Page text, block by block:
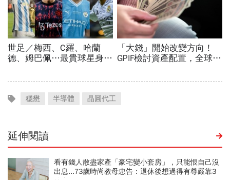
穩懋 半導體 晶圓代工
延伸閱讀
看有錢人散盡家產「豪宅變小套房」，只能恨自己沒
出息...73歲時尚教母忠告：退休後想過得有尊嚴靠3